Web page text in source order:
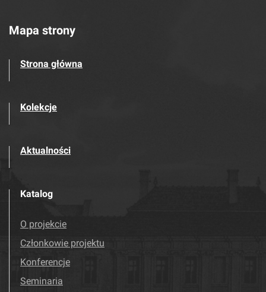
Mapa strony
Strona główna
Kolekcje
Aktualności
Katalog
O projekcie
Członkowie projektu
Konferencje
Seminaria